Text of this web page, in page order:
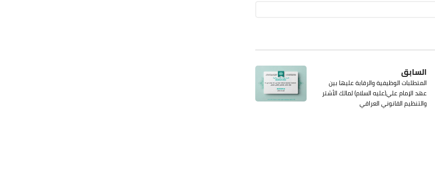
السابق
المتطلبات الوظيفية والرقابة عليها بين
عهد الإمام علي(عليه السلام) لمالك الأشتر
والتنظيم القانوني العراقي